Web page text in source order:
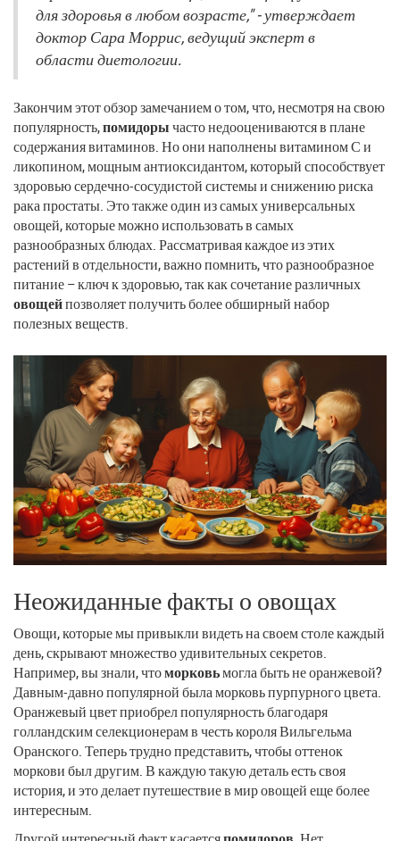
для здоровья в любом возрасте," - утверждает
доктор Сара Моррис, ведущий эксперт в
области диетологии.
Закончим этот обзор замечанием о том, что, несмотря на свою
популярность,помидорычасто недооцениваются в плане
содержания витаминов. Но они наполнены витамином С и
ликопином, мощным антиоксидантом, который способствует
здоровью сердечно-сосудистой системы и снижению риска
рака простаты. Это также один из самых универсальных
овощей, которые можно использовать в самых
разнообразных блюдах. Рассматривая каждое из этих
растений в отдельности, важно помнить, что разнообразное
питание – ключ к здоровью, так как сочетание различных
овощейпозволяет получить более обширный набор
полезных веществ.
Неожиданные факты о овощах
Овощи, которые мы привыкли видеть на своем столе каждый
день, скрывают множество удивительных секретов.
Например, вы знали, чтоморковьмогла быть не оранжевой?
Давным-давно популярной была морковь пурпурного цвета.
Оранжевый цвет приобрел популярность благодаря
голландским селекционерам в честь короля Вильгельма
Оранского. Теперь трудно представить, чтобы оттенок
моркови был другим. В каждую такую деталь есть своя
история, и это делает путешествие в мир овощей еще более
интересным.